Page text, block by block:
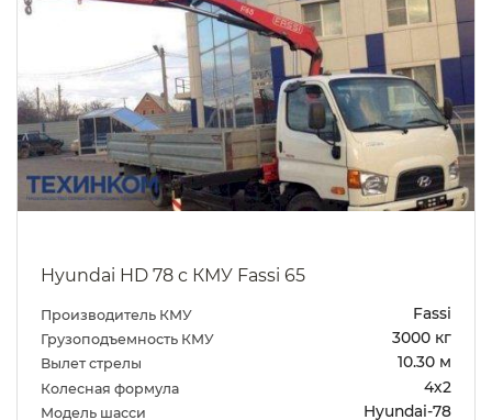
Hyundai HD 78 c КМУ Fassi 65
Производитель КМУ Fassi
Грузоподъемность КМУ 3000 кг
Вылет стрелы 10.30 м
Колесная формула 4х2
Модель шасси Hyundai-78